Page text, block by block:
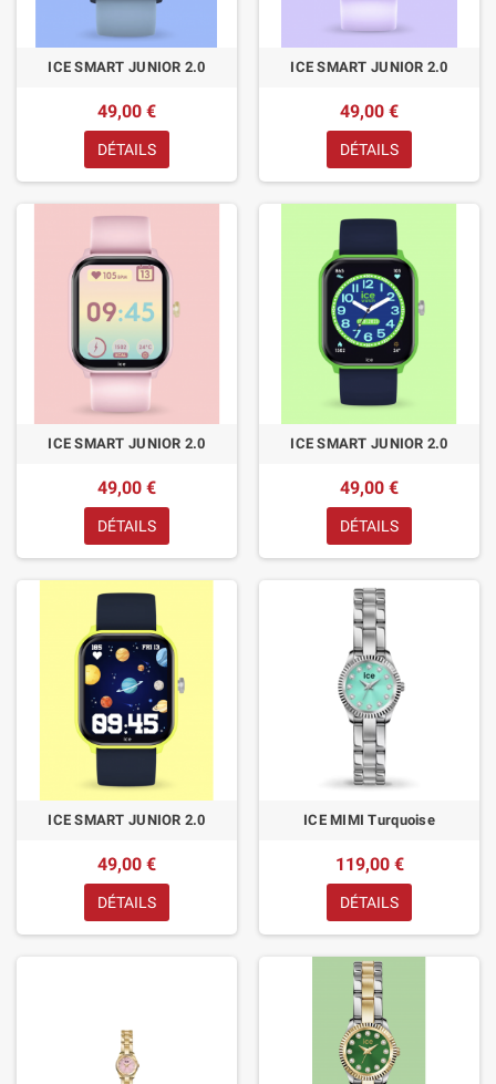
ICE SMART JUNIOR 2.0
49,00 €
DÉTAILS
ICE SMART JUNIOR 2.0
49,00 €
DÉTAILS
ICE SMART JUNIOR 2.0
49,00 €
DÉTAILS
ICE SMART JUNIOR 2.0
49,00 €
DÉTAILS
ICE SMART JUNIOR 2.0
49,00 €
DÉTAILS
ICE MIMI Turquoise
119,00 €
DÉTAILS